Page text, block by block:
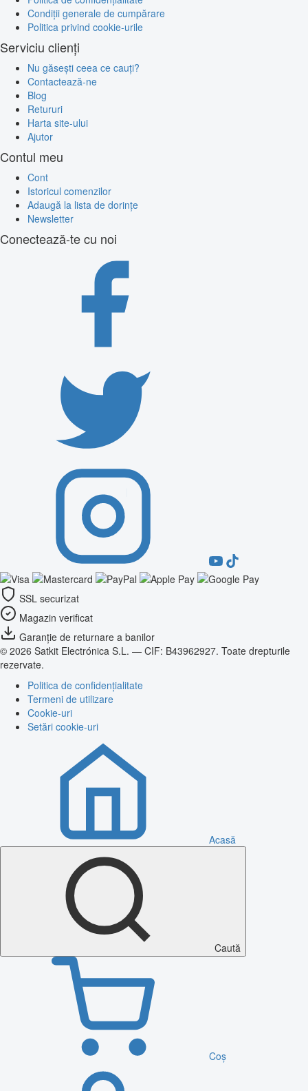
Condiții generale de cumpărare
Politica privind cookie-urile
Serviciu clienți
Nu găsești ceea ce cauți?
Contactează-ne
Blog
Retururi
Harta site-ului
Ajutor
Contul meu
Cont
Istoricul comenzilor
Adaugă la lista de dorințe
Newsletter
Conectează-te cu noi
SSL securizat
Magazin verificat
Garanție de returnare a banilor
© 2026 Satkit Electrónica S.L. — CIF: B43962927. Toate drepturile
rezervate.
Politica de confidențialitate
Termeni de utilizare
Cookie-uri
Setări cookie-uri
Acasă
Caută
Coș